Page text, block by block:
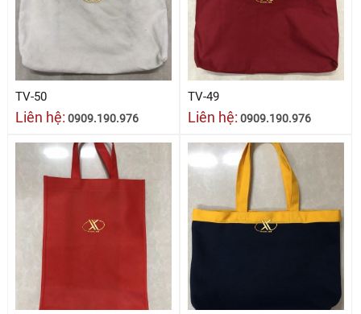
TV-50
Liên hệ: 0909.190.976
TV-49
Liên hệ: 0909.190.976